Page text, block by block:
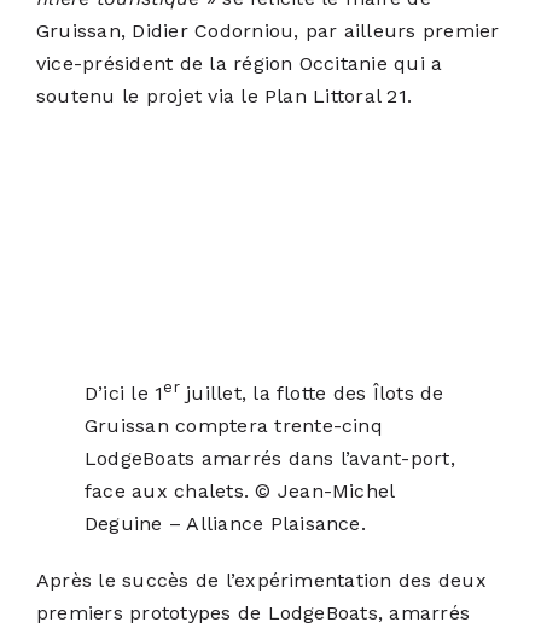
Gruissan, Didier Codorniou, par ailleurs premier
vice-président de la région Occitanie qui a
soutenu le projet via le Plan Littoral 21.
D’ici le 1 er juillet, la flotte des Îlots de
Gruissan comptera trente-cinq
LodgeBoats amarrés dans l’avant-port,
face aux chalets. © Jean-Michel
Deguine – Alliance Plaisance.
Après le succès de l’expérimentation des deux
premiers prototypes de LodgeBoats, amarrés